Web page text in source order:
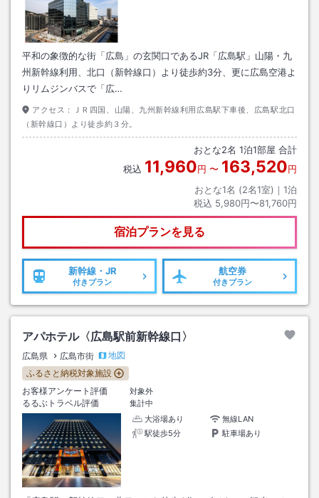
平和の象徴的な街「広島」の玄関口であるJR「広島駅」山陽・九
州新幹線利用、北口（新幹線口）より徒歩約3分、更に広島空港よ
りリムジンバスで「広…
アクセス：
ＪＲ四国、山陽、九州新幹線利用広島駅下車後、広島駅北口
（新幹線口）より徒歩約３分。
おとな2名 1泊1部屋 合計
税込 11,960円 〜 163,520円
おとな1名 (2名1室)｜ 1泊
税込 5,980円〜81,760円
宿泊プランを見る
新幹線・JR
付きプラン
航空券
付きプラン
アパホテル〈広島駅前新幹線口〉
広島県 広島市街
地図
ふるさと納税対象施設
お客様アンケート評価
対象外
るるぶトラベル評価
集計中
大浴場あり
無線LAN
駅徒歩5分
駐車場あり